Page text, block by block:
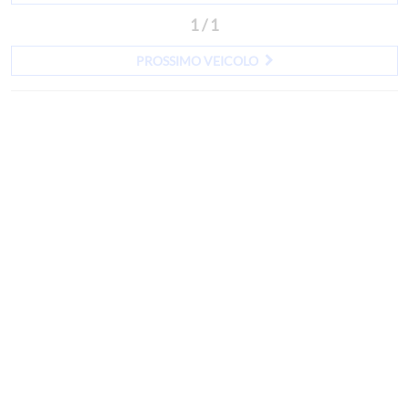
1 / 1
PROSSIMO VEICOLO